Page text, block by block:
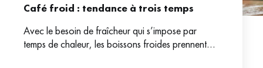
Café froid : tendance à trois temps
Avec le besoin de fraîcheur qui s’impose par
temps de chaleur, les boissons froides prennent